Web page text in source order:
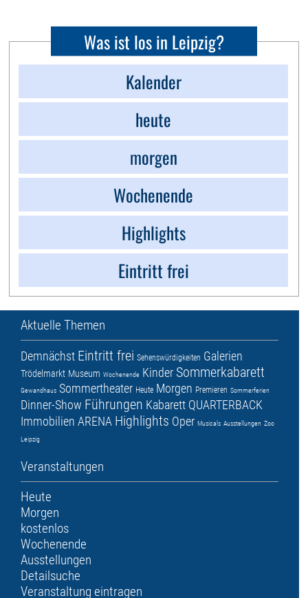
Was ist los in Leipzig?
Kalender
heute
morgen
Wochenende
Highlights
Eintritt frei
Aktuelle Themen
Demnächst Eintritt frei Sehenswürdigkeiten Galerien
Trödelmarkt Museum Wochenende Kinder Sommerkabarett
Gewandhaus Sommertheater Heute Morgen Premieren Sommerferien
Dinner-Show Führungen Kabarett QUARTERBACK
Immobilien ARENA Highlights Oper Musicals Ausstellungen Zoo
Leipzig
Veranstaltungen
Heute
Morgen
kostenlos
Wochenende
Ausstellungen
Detailsuche
Veranstaltung eintragen